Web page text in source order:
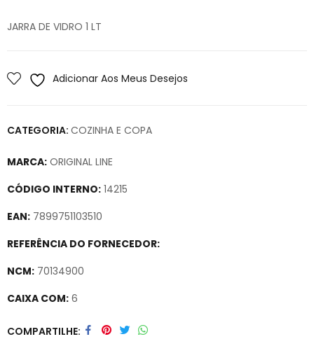
JARRA DE VIDRO 1 LT
Adicionar Aos Meus Desejos
CATEGORIA: COZINHA E COPA
MARCA: ORIGINAL LINE
CÓDIGO INTERNO: 14215
EAN: 7899751103510
REFERÊNCIA DO FORNECEDOR:
NCM: 70134900
CAIXA COM: 6
Secure crypto portfolio manager for desktops and mobile –
COMPARTILHE